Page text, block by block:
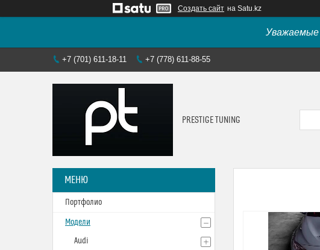
Создать сайт на Satu.kz
Уважаемые
+7 (701) 611-18-11 +7 (778) 611-88-55
PRESTIGE TUNING
Портфолио
Модели
Audi